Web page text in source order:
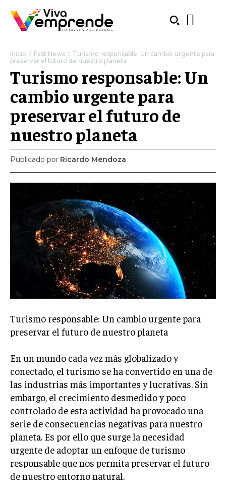
SUBSCRIBE
Welcome to Liberty Case
We have a curated list of the most noteworthy news from all
across the globe. With any subscription plan, you get access
exclusive articlesthat let you stay ahead of the curve.
Your Profile
NEWS LIFESTYLE PUBLIC OPINION
LIFESTYLE
Inicio Fast News
Turismo responsable: Un cambio urgente para
preservar el futuro de nuestro planeta
Turismo responsable: Un
cambio urgente para
preservar el futuro de
nuestro planeta
Publicado por Ricardo Mendoza
Turismo responsable: Un cambio urgente para
preservar el futuro de nuestro planeta
En un mundo cada vez más globalizado y
conectado, el turismo se ha convertido en una de
las industrias más importantes y lucrativas. Sin
embargo, el crecimiento desmedido y poco
controlado de esta actividad ha provocado una
serie de consecuencias negativas para nuestro
planeta. Es por ello que surge la necesidad
urgente de adoptar un enfoque de turismo
responsable que nos permita preservar el futuro
de nuestro entorno natural.